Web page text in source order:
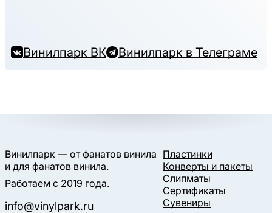
Винилпарк ВК Винилпарк в Телеграме
Винилпарк — от фанатов винила
и для фанатов винила.
Работаем с 2019 года.
info@vinylpark.ru
Пластинки
Конверты и пакеты
Слипматы
Сертификаты
Сувениры